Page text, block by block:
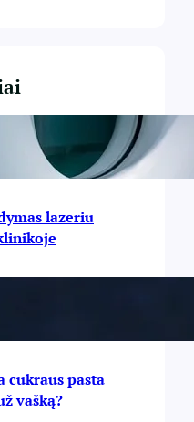
sindromas
lazeriu
cukraus pasta
vašką?